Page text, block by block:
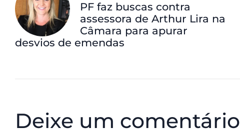
PF faz buscas contra
assessora de Arthur Lira na
Câmara para apurar
desvios de emendas
Deixe um comentário